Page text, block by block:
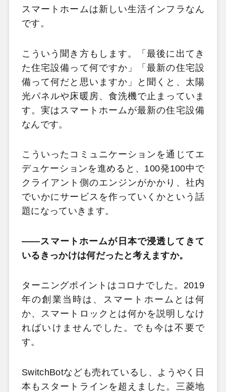
スマートホームは新しい生活インフラなん
です。
こういう聞き方もします。「最後に出てき
た住宅設備って何ですか」「最新の住宅設
備って何だと思いますか」と聞くと、太陽
光パネルや床暖房、食洗機で止まっていま
す。実はスマートホームが最新の住宅設備
なんです。
こういったコミュニケーションを通じてエ
デュケーションを進めると、100発100中で
クライアント側のエンジンがかかり、社内
でいかにサービスを作っていくかという話
題になっていきます。
――スマートホームが日本で浸透してきて
いるきっかけは何だったと考えますか。
ターニングポイントはコロナでした。2019
年の創業当時は、スマートホームとは何
か、スマートロックとは何かを説明しなけ
ればいけませんでした。でも今は不要で
す。
SwitchBotなども売れているし、ようやく日
本もスタートラインを超えました。三菱地